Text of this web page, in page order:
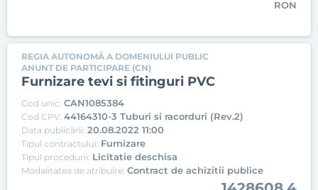
RON
REGIA AUTONOMĂ A DOMENIULUI PUBLIC
ANUNT DE PARTICIPARE (CN)
Furnizare tevi si fitinguri PVC
Cod unic: CAN1085384
Cod CPV: 44164310-3 Tuburi si racorduri (Rev.2)
Data publicării: 20.08.2022 11:00
Tipul contractului: Furnizare
Tipul procedurii: Licitatie deschisa
Modalitatea de atribuire: Contract de achizitii publice